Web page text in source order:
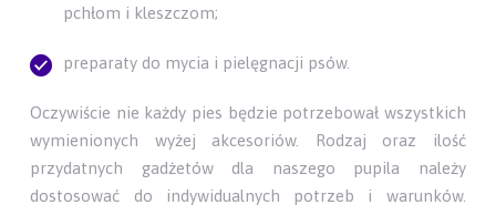
pchłom i kleszczom;
preparaty do mycia i pielęgnacji psów.
Oczywiście nie każdy pies będzie potrzebował wszystkich
wymienionych wyżej akcesoriów. Rodzaj oraz ilość
przydatnych gadżetów dla naszego pupila należy
dostosować do indywidualnych potrzeb i warunków.